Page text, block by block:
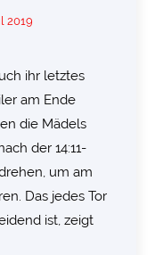
2019
ihr letztes
am Ende
die Mädels
der 14:11-
um am
Das jedes Tor
ist, zeigt